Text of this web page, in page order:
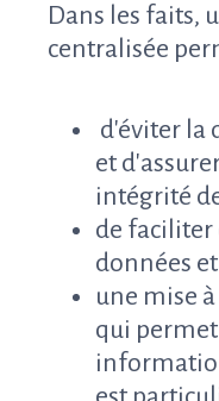
Dans les faits,
centralisée
d'éviter la
et
intégrité
de faciliter
données
une mise
qui